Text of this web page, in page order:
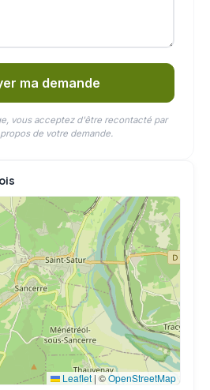
ma demande
vous acceptez d'être recontacté par
de votre demande.
Leaflet | ©OpenStreetMap